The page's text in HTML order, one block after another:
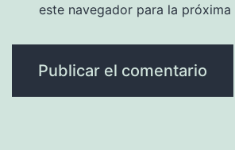
este navegador para la